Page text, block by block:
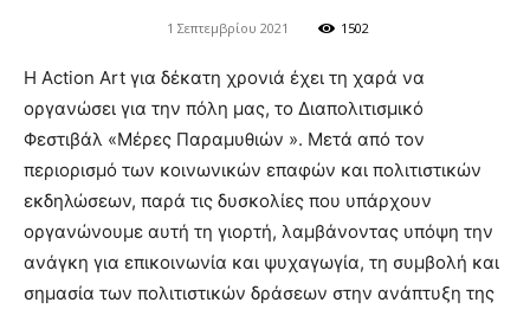
1 Σεπτεμβρίου 2021 1502
Η Action Art για δέκατη χρονιά έχει τη χαρά να
οργανώσει για την πόλη μας, το Διαπολιτισμικό
Φεστιβάλ «Μέρες Παραμυθιών ». Μετά από τον
περιορισμό των κοινωνικών επαφών και πολιτιστικών
εκδηλώσεων, παρά τις δυσκολίες που υπάρχουν
οργανώνουμε αυτή τη γιορτή, λαμβάνοντας υπόψη την
ανάγκη για επικοινωνία και ψυχαγωγία, τη συμβολή και
σημασία των πολιτιστικών δράσεων στην ανάπτυξη της